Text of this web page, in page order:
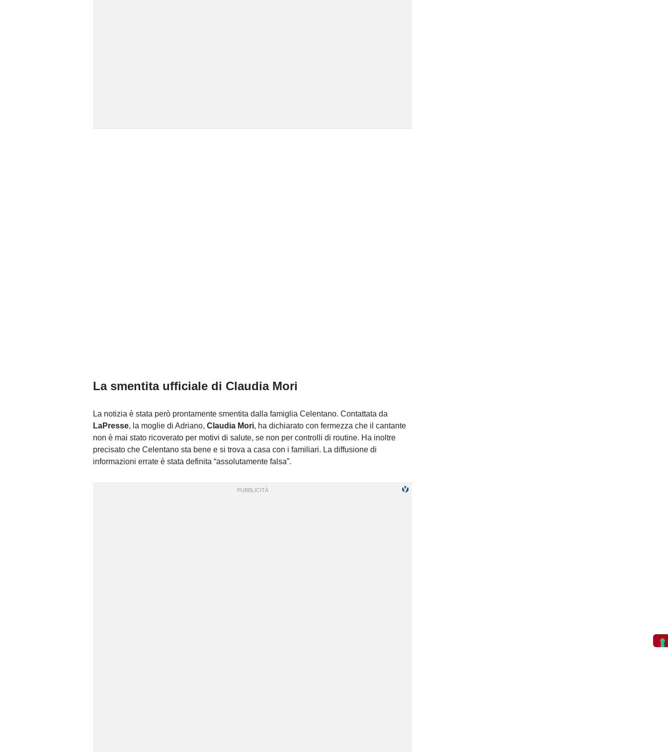
La smentita ufficiale di Claudia Mori
La notizia è stata però prontamente smentita dalla famiglia Celentano. Contattata da
LaPresse, la moglie di Adriano, Claudia Mori, ha dichiarato con fermezza che il cantante
non è mai stato ricoverato per motivi di salute, se non per controlli di routine. Ha inoltre
precisato che Celentano sta bene e si trova a casa con i familiari. La diffusione di
informazioni errate è stata definita “assolutamente falsa”.